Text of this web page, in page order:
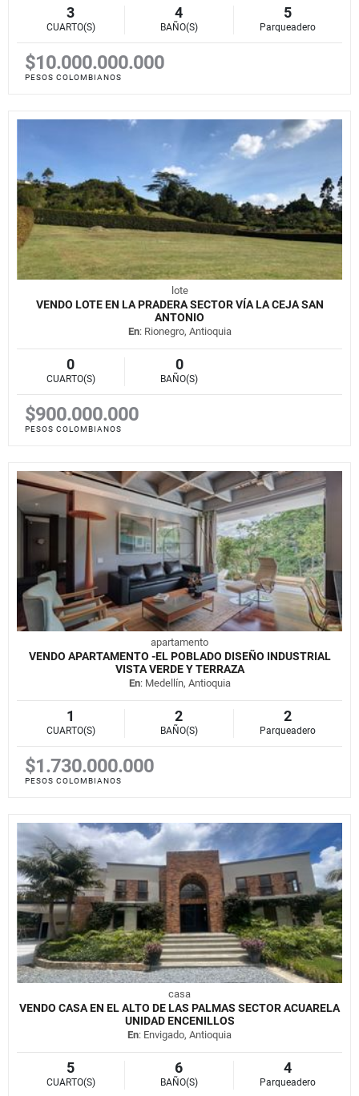
3
CUARTO(S)
4
BAÑO(S)
5
Parqueadero
$10.000.000.000
PESOS COLOMBIANOS
lote
VENDO LOTE EN LA PRADERA SECTOR VÍA LA CEJA SAN
ANTONIO
En: Rionegro, Antioquia
0
CUARTO(S)
0
BAÑO(S)
$900.000.000
PESOS COLOMBIANOS
apartamento
VENDO APARTAMENTO -EL POBLADO DISEÑO INDUSTRIAL
VISTA VERDE Y TERRAZA
En: Medellín, Antioquia
1
CUARTO(S)
2
BAÑO(S)
2
Parqueadero
$1.730.000.000
PESOS COLOMBIANOS
casa
VENDO CASA EN EL ALTO DE LAS PALMAS SECTOR ACUARELA
UNIDAD ENCENILLOS
En: Envigado, Antioquia
5
CUARTO(S)
6
BAÑO(S)
4
Parqueadero